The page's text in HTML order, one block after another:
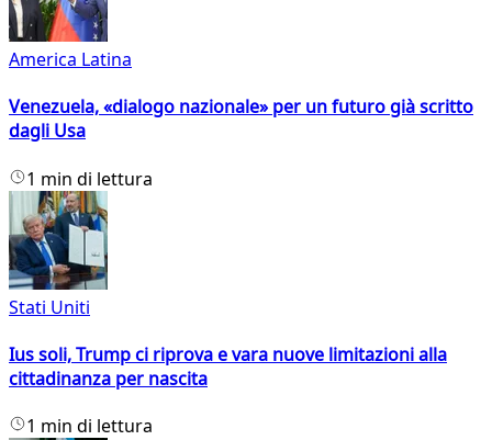
America Latina
Venezuela, «dialogo nazionale» per un futuro già scritto
dagli Usa
1 min di lettura
Stati Uniti
Ius soli, Trump ci riprova e vara nuove limitazioni alla
cittadinanza per nascita
1 min di lettura